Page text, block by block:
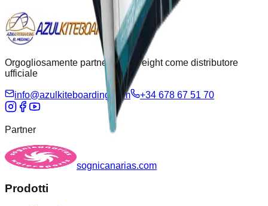
Orgogliosamente partner di Eleveight come distributore
ufficiale
info@azulkiteboarding.com +34 678 67 51 70
Partner
sognicanarias.com
Prodotti